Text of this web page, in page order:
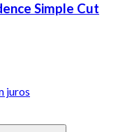
Simple Cut
juros